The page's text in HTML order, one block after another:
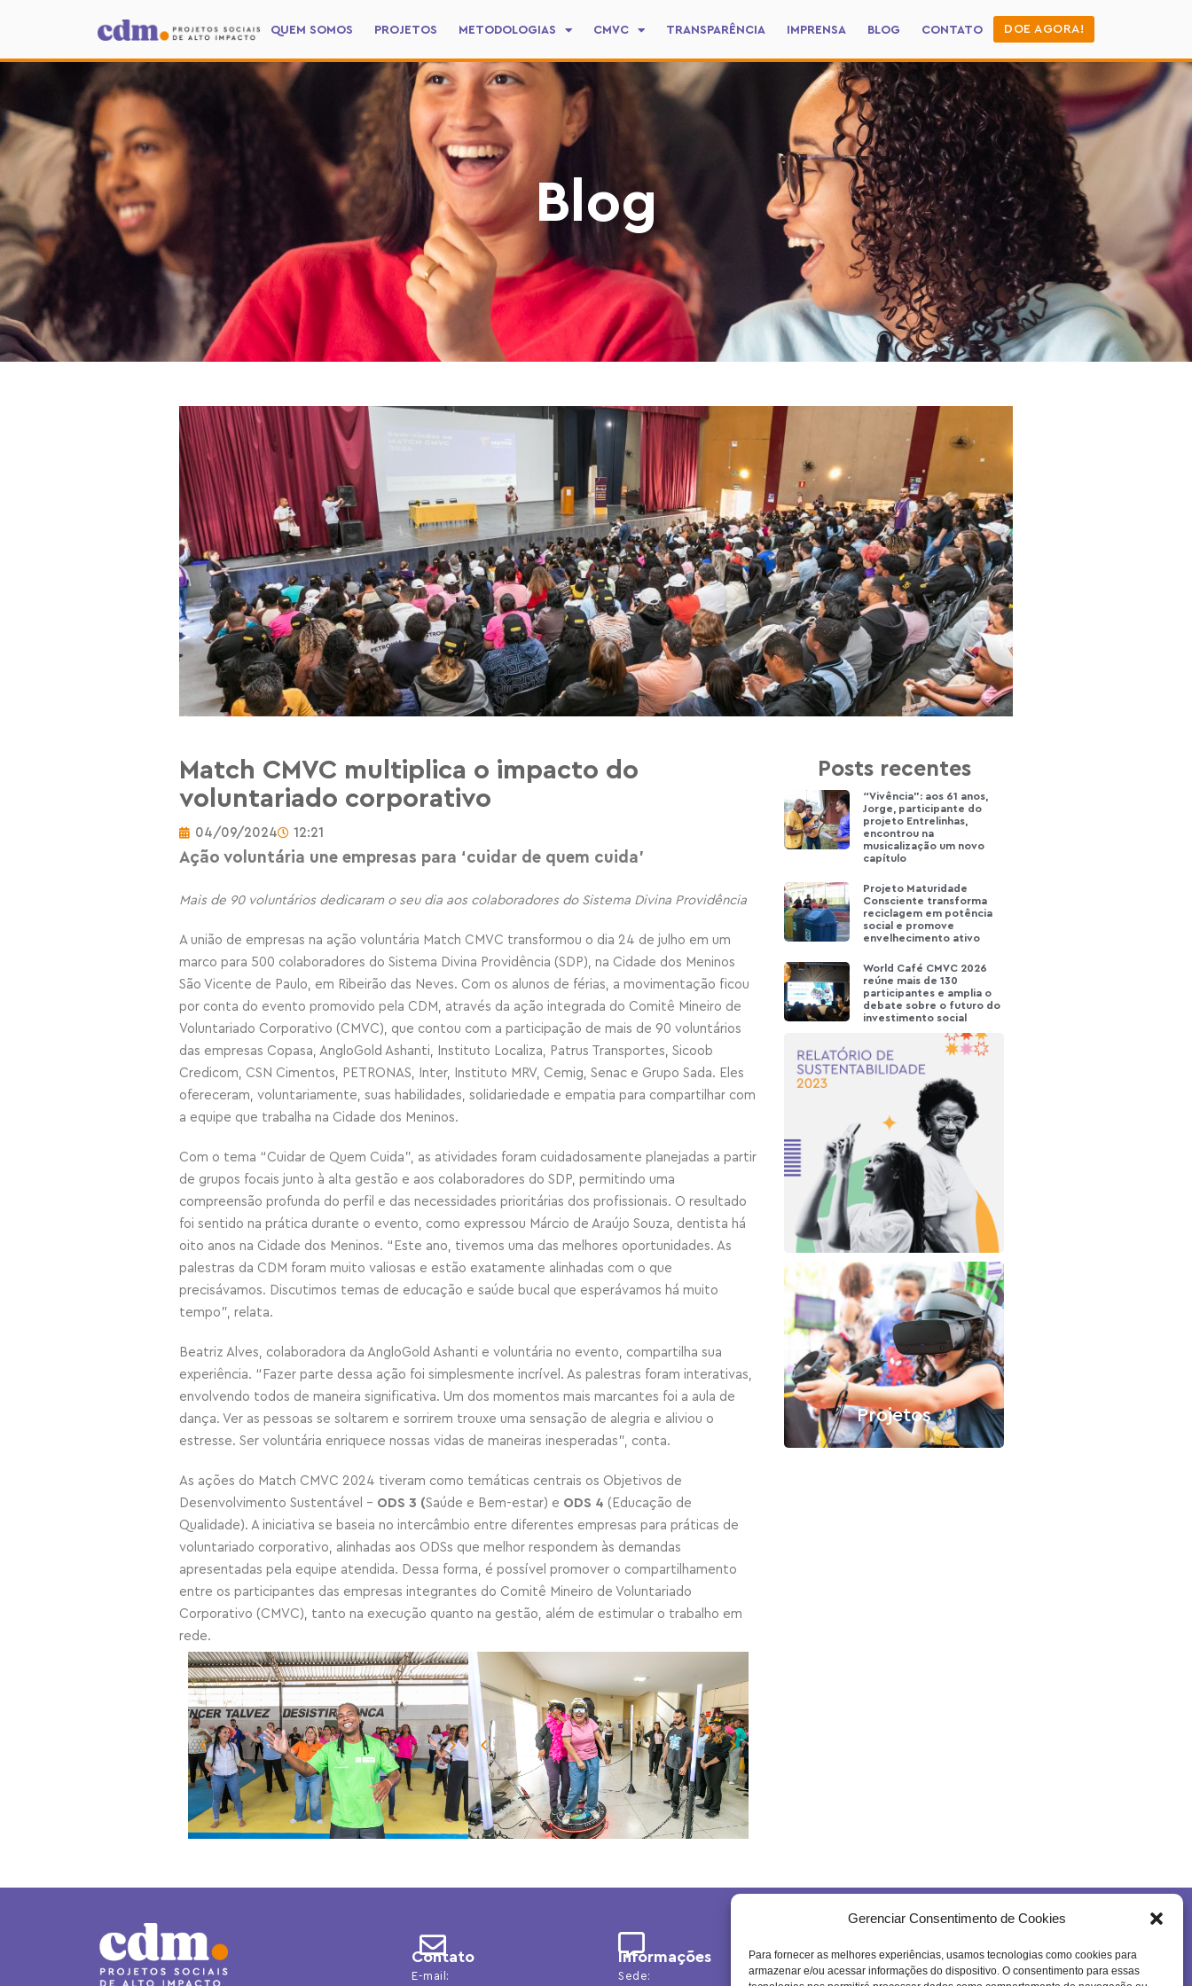
Gerenciar Consentimento de Cookies
Para fornecer as melhores experiências, usamos tecnologias como cookies para
armazenar e/ou acessar informações do dispositivo. O consentimento para essas
QUEM SOMOS PROJETOS METODOLOGIAS CMVC TRANSPARÊNCIA IMPRENSA BLOG CONTATO DOE AGORA!
Blog
Match CMVC multiplica o impacto do
voluntariado corporativo
04/09/2024 12:21
Ação voluntária une empresas para ‘cuidar de quem cuida’
Mais de 90 voluntários dedicaram o seu dia aos colaboradores do Sistema Divina Providência
A união de empresas na ação voluntária Match CMVC transformou o dia 24 de julho em um
marco para 500 colaboradores do Sistema Divina Providência (SDP), na Cidade dos Meninos
São Vicente de Paulo, em Ribeirão das Neves. Com os alunos de férias, a movimentação ficou
por conta do evento promovido pela CDM, através da ação integrada do Comitê Mineiro de
Voluntariado Corporativo (CMVC), que contou com a participação de mais de 90 voluntários
das empresas Copasa, AngloGold Ashanti, Instituto Localiza, Patrus Transportes, Sicoob
Credicom, CSN Cimentos, PETRONAS, Inter, Instituto MRV, Cemig, Senac e Grupo Sada. Eles
ofereceram, voluntariamente, suas habilidades, solidariedade e empatia para compartilhar com
a equipe que trabalha na Cidade dos Meninos.
Com o tema “Cuidar de Quem Cuida”, as atividades foram cuidadosamente planejadas a partir
de grupos focais junto à alta gestão e aos colaboradores do SDP, permitindo uma
compreensão profunda do perfil e das necessidades prioritárias dos profissionais. O resultado
foi sentido na prática durante o evento, como expressou Márcio de Araújo Souza, dentista há
oito anos na Cidade dos Meninos. “Este ano, tivemos uma das melhores oportunidades. As
palestras da CDM foram muito valiosas e estão exatamente alinhadas com o que
precisávamos. Discutimos temas de educação e saúde bucal que esperávamos há muito
tempo”, relata.
Beatriz Alves, colaboradora da AngloGold Ashanti e voluntária no evento, compartilha sua
experiência. “Fazer parte dessa ação foi simplesmente incrível. As palestras foram interativas,
envolvendo todos de maneira significativa. Um dos momentos mais marcantes foi a aula de
dança. Ver as pessoas se soltarem e sorrirem trouxe uma sensação de alegria e aliviou o
estresse. Ser voluntária enriquece nossas vidas de maneiras inesperadas”, conta.
As ações do Match CMVC 2024 tiveram como temáticas centrais os Objetivos de
Desenvolvimento Sustentável – ODS 3 (Saúde e Bem-estar) e ODS 4 (Educação de
Qualidade). A iniciativa se baseia no intercâmbio entre diferentes empresas para práticas de
voluntariado corporativo, alinhadas aos ODSs que melhor respondem às demandas
apresentadas pela equipe atendida. Dessa forma, é possível promover o compartilhamento
entre os participantes das empresas integrantes do Comitê Mineiro de Voluntariado
Corporativo (CMVC), tanto na execução quanto na gestão, além de estimular o trabalho em
rede.
Posts recentes
“Vivência”: aos 61 anos,
Jorge, participante do
projeto Entrelinhas,
encontrou na
musicalização um novo
capítulo
Projeto Maturidade
Consciente transforma
reciclagem em potência
social e promove
envelhecimento ativo
World Café CMVC 2026
reúne mais de 130
participantes e amplia o
debate sobre o futuro do
investimento social
Projetos
Contato
E-mail:
Informações
Sede: